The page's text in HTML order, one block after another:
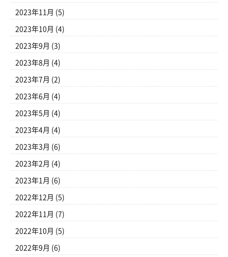
2023年11月 (5)
2023年10月 (4)
2023年9月 (3)
2023年8月 (4)
2023年7月 (2)
2023年6月 (4)
2023年5月 (4)
2023年4月 (4)
2023年3月 (6)
2023年2月 (4)
2023年1月 (6)
2022年12月 (5)
2022年11月 (7)
2022年10月 (5)
2022年9月 (6)